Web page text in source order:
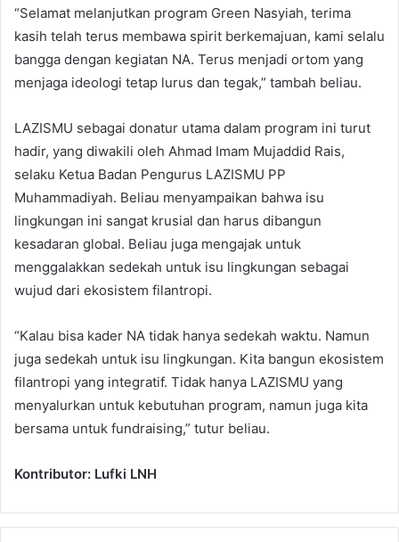
“Selamat melanjutkan program Green Nasyiah, terima
kasih telah terus membawa spirit berkemajuan, kami selalu
bangga dengan kegiatan NA. Terus menjadi ortom yang
menjaga ideologi tetap lurus dan tegak,” tambah beliau.
LAZISMU sebagai donatur utama dalam program ini turut
hadir, yang diwakili oleh Ahmad Imam Mujaddid Rais,
selaku Ketua Badan Pengurus LAZISMU PP
Muhammadiyah. Beliau menyampaikan bahwa isu
lingkungan ini sangat krusial dan harus dibangun
kesadaran global. Beliau juga mengajak untuk
menggalakkan sedekah untuk isu lingkungan sebagai
wujud dari ekosistem filantropi.
“Kalau bisa kader NA tidak hanya sedekah waktu. Namun
juga sedekah untuk isu lingkungan. Kita bangun ekosistem
filantropi yang integratif. Tidak hanya LAZISMU yang
menyalurkan untuk kebutuhan program, namun juga kita
bersama untuk fundraising,” tutur beliau.
Kontributor: Lufki LNH